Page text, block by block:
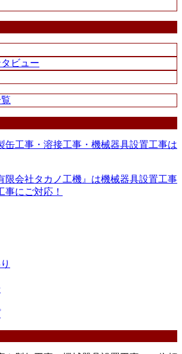
ビュー
限会社タカノ工機』は機械器具設置工事
事にご対応！